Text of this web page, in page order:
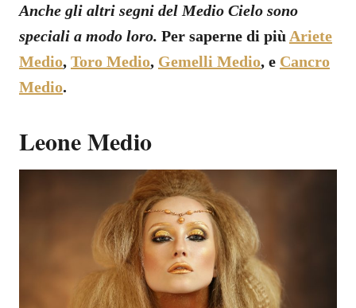
Anche gli altri segni del Medio Cielo sono
speciali a modo loro. Per saperne di più Ariete
Medio, Toro Medio, Gemelli Medio, e Cancro
Medio.
Leone Medio